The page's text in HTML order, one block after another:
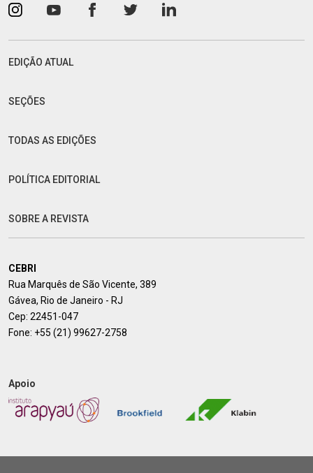
EDIÇÃO ATUAL
SEÇÕES
TODAS AS EDIÇÕES
POLÍTICA EDITORIAL
SOBRE A REVISTA
CEBRI
Rua Marquês de São Vicente, 389
Gávea, Rio de Janeiro - RJ
Cep: 22451-047
Fone: +55 (21) 99627-2758
Apoio